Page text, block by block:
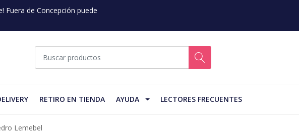
Fuera de Concepción puede
RETIRO EN TIENDA AYUDA LECTORES FRECUENTES
Lemebel